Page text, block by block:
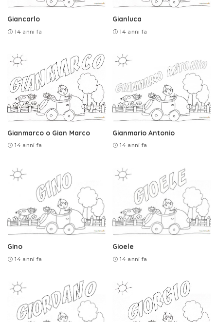
Giancarlo
14 anni fa
Gianluca
14 anni fa
Gianmarco o Gian Marco
14 anni fa
Gianmario Antonio
14 anni fa
Gino
14 anni fa
Gioele
14 anni fa